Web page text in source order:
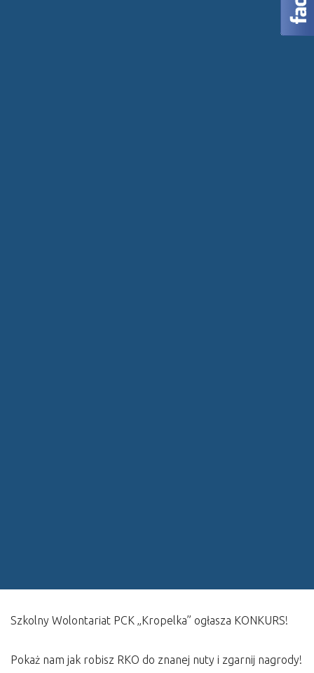
Szkolny Wolontariat PCK „Kropelka” ogłasza KONKURS!
Pokaż nam jak robisz RKO do znanej nuty i zgarnij nagrody!